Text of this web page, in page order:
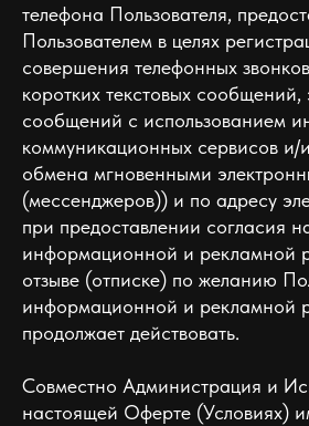
телефона Пользователя,
Пользователем в целях
совершения телефонных
коротких текстовых сообщений,
сообщений с использованием
коммуникационных сервисов и/
обмена мгновенными
(мессенджеров)) и по адресу
при предоставлении согласия
информационной и рекламной
отзыве (отписке) по желанию
информационной и рекламной
продолжает действовать.
Совместно Администрация и
настоящей Оферте (Условиях)